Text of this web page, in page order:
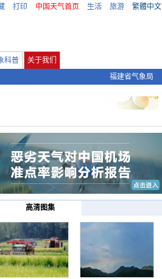
打印 中国天气首页 生活 旅游 繁體中文
科普
关于我们
福建省气象局
高清图集